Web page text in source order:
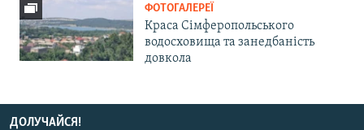
ФОТОГАЛЕРЕЇ
Краса Сімферопольського
водосховища та занедбаність
довкола
ДОЛУЧАЙСЯ!